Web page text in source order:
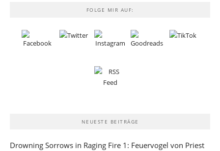
FOLGE MIR AUF:
NEUESTE BEITRÄGE
Drowning Sorrows in Raging Fire 1: Feuervogel von Priest